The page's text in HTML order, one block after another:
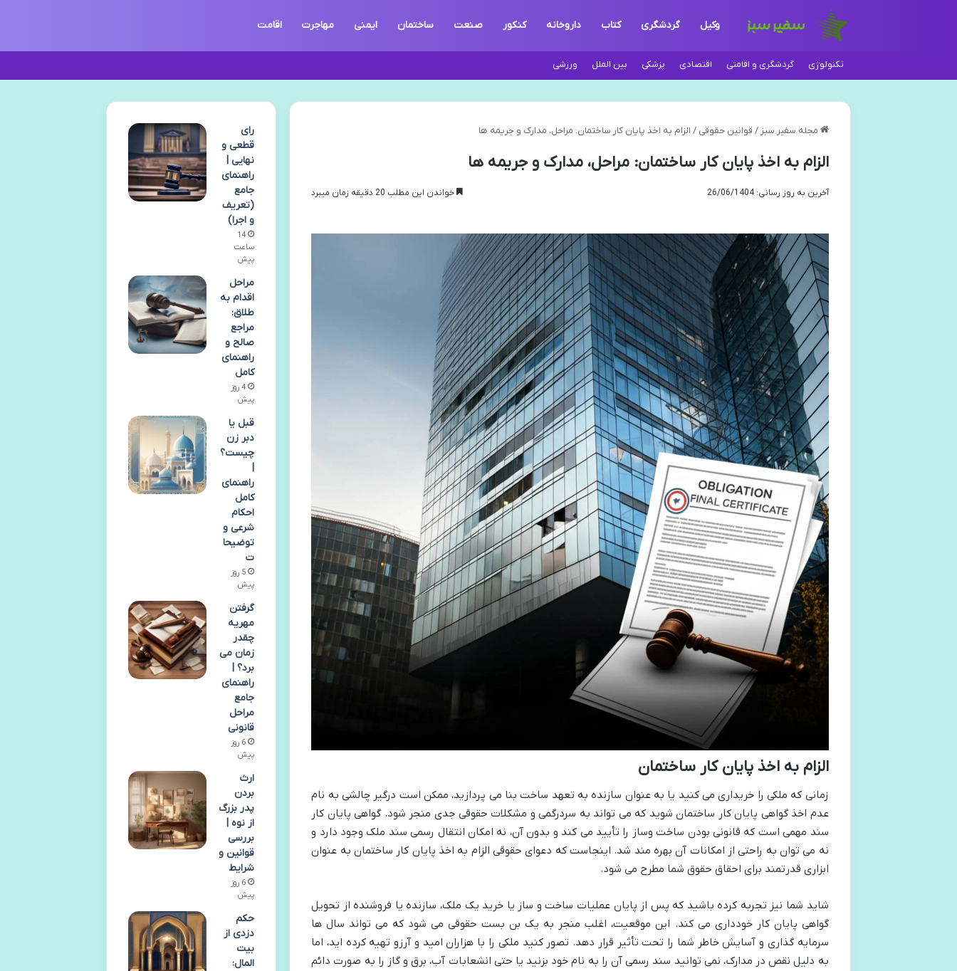
وکیل گردشگری کتاب داروخانه کنکور صنعت ساختمان ایمنی مهاجرت اقامت
تکنولوژی گردشگری و اقامتی اقتصادی پزشکی بین الملل ورزشی
مجله سفیر سبز / قوانین حقوقی / الزام به اخذ پایان کار ساختمان: مراحل، مدارک و جریمه ها
الزام به اخذ پایان کار ساختمان: مراحل، مدارک و جریمه ها
آخرین به روز رسانی: 26/06/1404 خواندن این مطلب 20 دقیقه زمان میبرد
الزام به اخذ پایان کار ساختمان
زمانی که ملکی را خریداری می کنید یا به عنوان سازنده به تعهد ساخت بنا می پردازید، ممکن است درگیر چالشی به نام
عدم اخذ گواهی پایان کار ساختمان شوید که می تواند به سردرگمی و مشکلات حقوقی جدی منجر شود. گواهی پایان کار
سند مهمی است که قانونی بودن ساخت وساز را تأیید می کند و بدون آن، نه امکان انتقال رسمی سند ملک وجود دارد و
نه می توان به راحتی از امکانات آن بهره مند شد. اینجاست که دعوای حقوقی الزام به اخذ پایان کار ساختمان به عنوان
ابزاری قدرتمند برای احقاق حقوق شما مطرح می شود.
شاید شما نیز تجربه کرده باشید که پس از پایان عملیات ساخت و ساز یا خرید یک ملک، سازنده یا فروشنده از تحویل
گواهی پایان کار خودداری می کند. این موقعیت، اغلب منجر به یک بن بست حقوقی می شود که می تواند سال ها
سرمایه گذاری و آسایش خاطر شما را تحت تأثیر قرار دهد. تصور کنید ملکی را با هزاران امید و آرزو تهیه کرده اید، اما
به دلیل نقص در مدارک، نمی توانید سند رسمی آن را به نام خود بزنید یا حتی انشعابات آب، برق و گاز را به صورت دائم
رای
قطعی و
نهایی |
راهنمای
جامع
(تعریف
و اجرا)
14
ساعت
پیش
مراحل
اقدام به
طلاق:
مراجع
صالح و
راهنمای
کامل
4 روز
پیش
قبل یا
دبر زن
چیست؟
|
راهنمای
کامل
احکام
شرعی و
توضیحا
ت
5 روز
پیش
گرفتن
مهریه
چقدر
زمان می
برد؟ |
راهنمای
جامع
مراحل
قانونی
6 روز
پیش
ارث
بردن
پدر بزرگ
از نوه |
بررسی
قوانین و
شرایط
6 روز
پیش
حکم
دزدی از
بیت
المال: